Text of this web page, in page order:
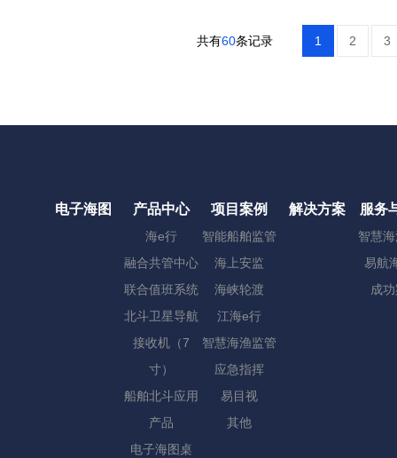
共有60条记录 1 2 3
电子海图 产品中心
海e行
融合共管中心
联合值班系统
北斗卫星导航
接收机（7
寸）
船舶北斗应用
产品
电子海图桌
项目案例
智能船舶监管
海上安监
海峡轮渡
江海e行
智慧海渔监管
应急指挥
易目视
其他
解决方案 服务
智慧
易航
成